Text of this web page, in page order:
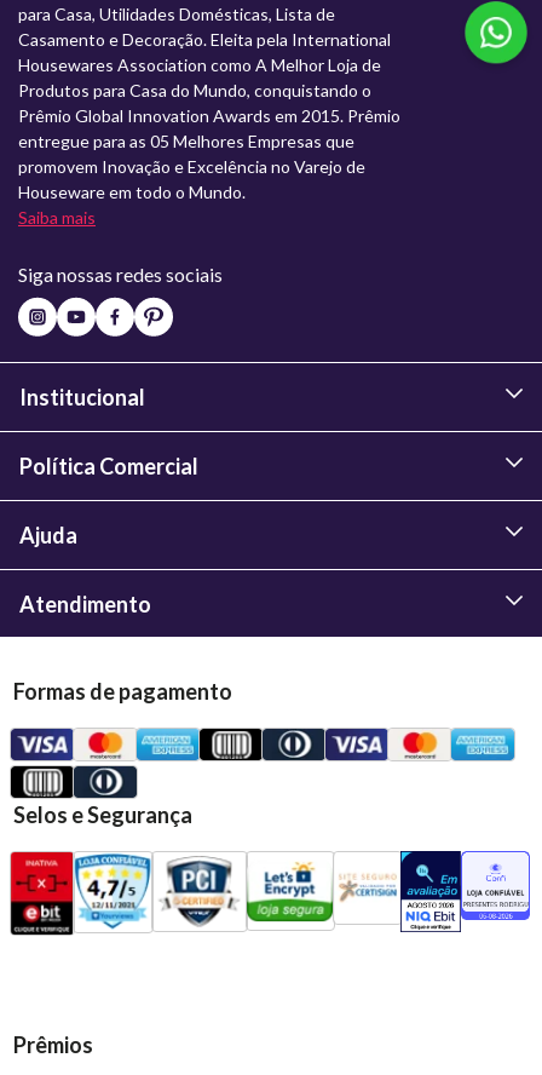
para Casa, Utilidades Domésticas, Lista de
Casamento e Decoração. Eleita pela International
Housewares Association como A Melhor Loja de
Produtos para Casa do Mundo, conquistando o
Prêmio Global Innovation Awards em 2015. Prêmio
entregue para as 05 Melhores Empresas que
promovem Inovação e Excelência no Varejo de
Houseware em todo o Mundo.
Saiba mais
Siga nossas redes sociais
Institucional
Política Comercial
Ajuda
Atendimento
Formas de pagamento
Selos e Segurança
Prêmios